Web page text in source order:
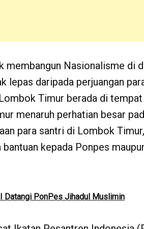
membangun Nasionalisme di
lepas daripada perjuangan
Timur berada di
menaruh perhatian besar
para santri di Lombok
kepada Ponpes
Datangi PonPes Jihadul Muslimin